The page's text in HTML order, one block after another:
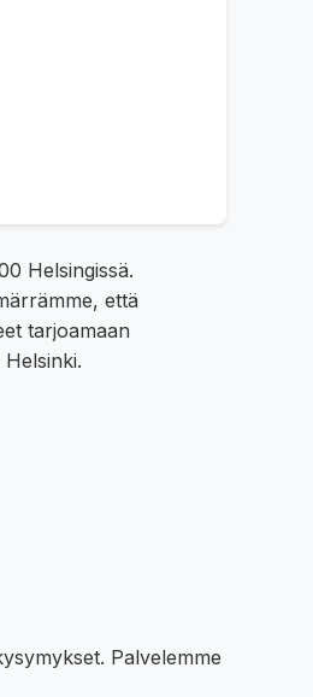
Helsingissä.
että
tarjoamaan
Palvelemme